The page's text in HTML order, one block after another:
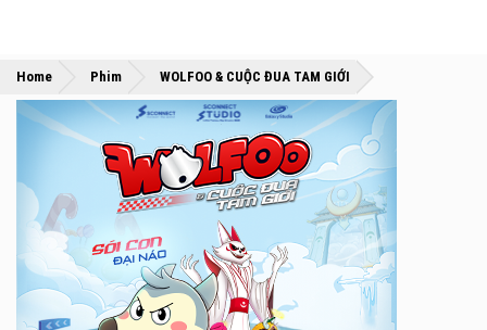
Home »
Phim »
WOLFOO & CUỘC ĐUA TAM GIỚI